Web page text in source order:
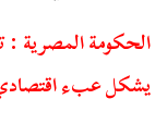
الحكومة المصرية :
يشكل عبء